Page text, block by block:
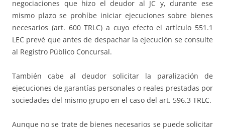
negociaciones que hizo el deudor al JC y, durante ese
mismo plazo se prohíbe iniciar ejecuciones sobre bienes
necesarios (art. 600 TRLC) a cuyo efecto el artículo 551.1
LEC prevé que antes de despachar la ejecución se consulte
al Registro Público Concursal.
También cabe al deudor solicitar la paralización de
ejecuciones de garantías personales o reales prestadas por
sociedades del mismo grupo en el caso del art. 596.3 TRLC.
Aunque no se trate de bienes necesarios se puede solicitar